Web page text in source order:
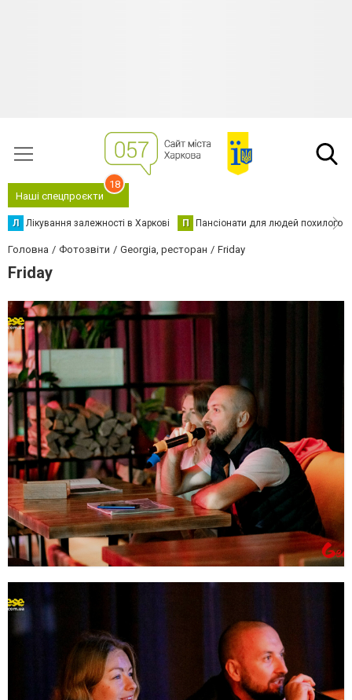
Наші спецпроєкти
18
Л Лікування залежності в Харкові П Пансіонати для людей похилого
Головна Фотозвіти Georgia, ресторан Friday
Friday